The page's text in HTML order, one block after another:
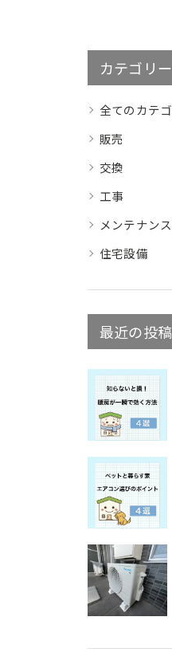
カテゴリー
全てのカテ
販売
交換
工事
メンテナンス
住宅設備
最近の投稿